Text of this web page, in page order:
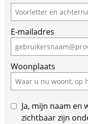
E-mailadres
Woonplaats
Ja, mijn naam en
zichtbaar zijn